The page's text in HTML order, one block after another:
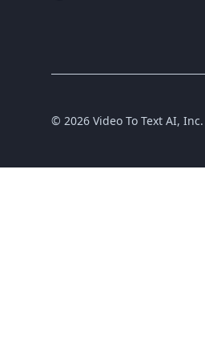
© 2026 Video To Text AI, Inc.